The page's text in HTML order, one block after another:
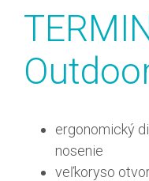
ergonomický
nosenie
veľkoryso